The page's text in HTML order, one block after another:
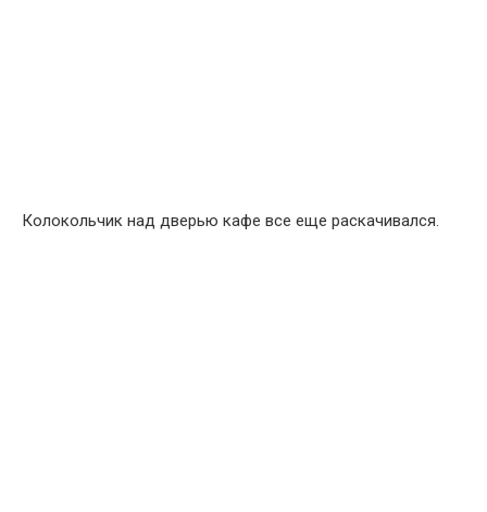
Колокольчик над дверью кафе все еще раскачивался.